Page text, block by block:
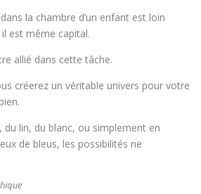
la chambre d’un enfant est loin
est même capital.
allié dans cette tâche.
créerez un véritable univers pour votre
du lin, du blanc, ou simplement en
de bleus, les possibilités ne